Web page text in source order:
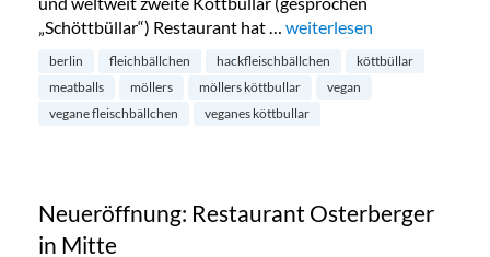
„Schöttbüllar“) Restaurant hat … „Ja, ja und nochmals ja!
weiterlesen
berlin fleichbällchen hackfleischbällchen
köttbüllar
meatballs
möllers möllers köttbullar
vegan
vegane fleischbällchen
veganes köttbullar
Neueröffnung: Restaurant Osterberger
in Mitte